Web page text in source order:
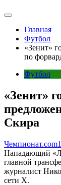
Главная
Футбол
«Зенит»
по
Футбол
«Зенит»
Скира
Чемпионат.com
Нападающий
главной
журналист
сети X.